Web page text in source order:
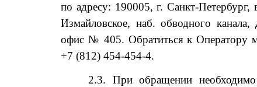
по адресу: 190005, г. Санкт-
Измайловское, наб. обводного
офис № 405. Обратиться к Оператору
+7 (812) 454-454-4.
2.3. При обращении необходимо